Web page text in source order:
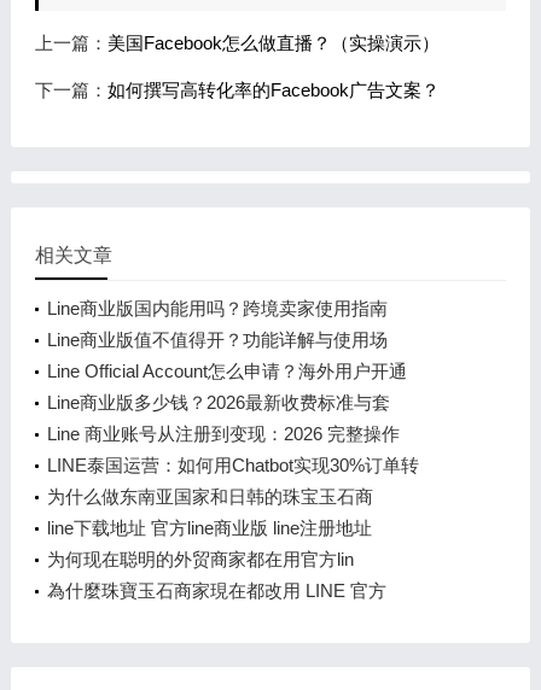
上一篇： 美国Facebook怎么做直播？（实操演示）
下一篇： 如何撰写高转化率的Facebook广告文案？
相关文章
Line商业版国内能用吗？跨境卖家使用指南
Line商业版值不值得开？功能详解与使用场
Line Official Account怎么申请？海外用户开通
Line商业版多少钱？2026最新收费标准与套
Line 商业账号从注册到变现：2026 完整操作
LINE泰国运营：如何用Chatbot实现30%订单转
为什么做东南亚国家和日韩的珠宝玉石商
line下载地址 官方line商业版 line注册地址
为何现在聪明的外贸商家都在用官方lin
為什麼珠寶玉石商家現在都改用 LINE 官方